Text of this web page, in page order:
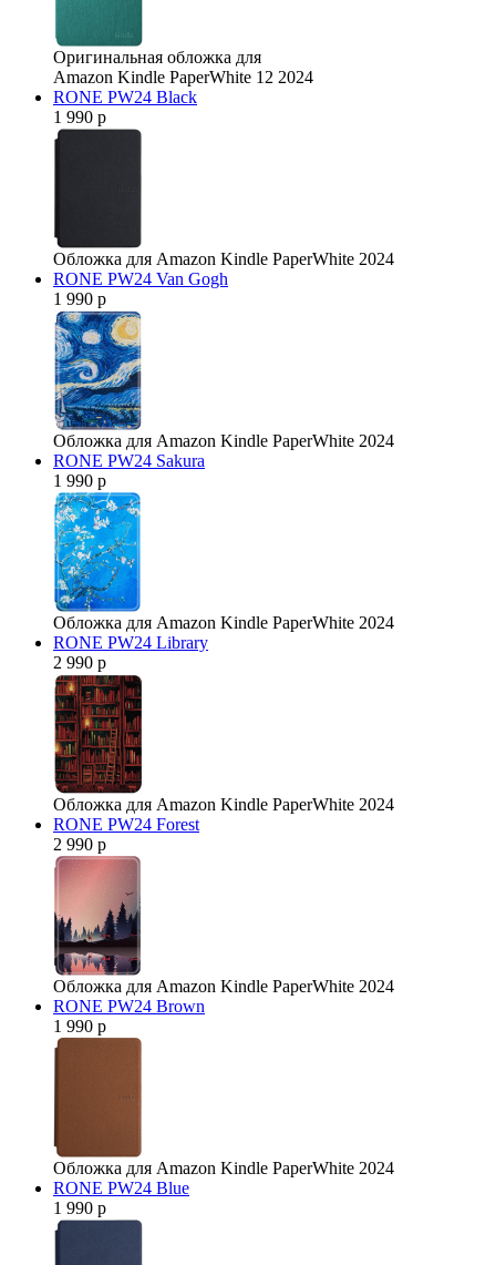
Оригинальная обложка для
Amazon Kindle PaperWhite 12 2024
RONE PW24 Black
1 990 р
Обложка для Amazon Kindle PaperWhite 2024
RONE PW24 Van Gogh
1 990 р
Обложка для Amazon Kindle PaperWhite 2024
RONE PW24 Sakura
1 990 р
Обложка для Amazon Kindle PaperWhite 2024
RONE PW24 Library
2 990 р
Обложка для Amazon Kindle PaperWhite 2024
RONE PW24 Forest
2 990 р
Обложка для Amazon Kindle PaperWhite 2024
RONE PW24 Brown
1 990 р
Обложка для Amazon Kindle PaperWhite 2024
RONE PW24 Blue
1 990 р